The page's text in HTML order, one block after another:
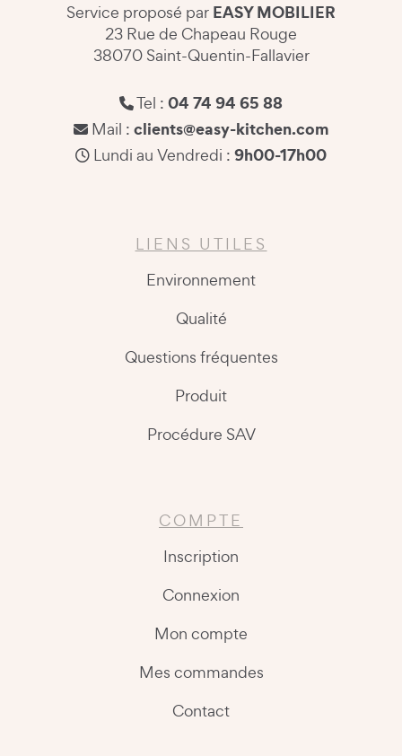
Service proposé par EASY MOBILIER
23 Rue de Chapeau Rouge
38070 Saint-Quentin-Fallavier
Tel : 04 74 94 65 88
Mail : clients@easy-kitchen.com
Lundi au Vendredi : 9h00-17h00
LIENS UTILES
Environnement
Qualité
Questions fréquentes
Produit
Procédure SAV
COMPTE
Inscription
Connexion
Mon compte
Mes commandes
Contact